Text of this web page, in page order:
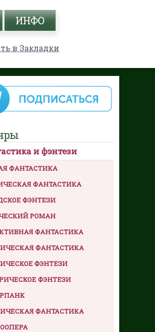
ИНФО
в Закладки
и фэнтези
ФАНТАСТИКА
ФАНТАСТИКА
ФЭНТЕЗИ
РОМАН
ФАНТАСТИКА
ФАНТАСТИКА
ФЭНТЕЗИ
ФЭНТЕЗИ
ФАНТАСТИКА